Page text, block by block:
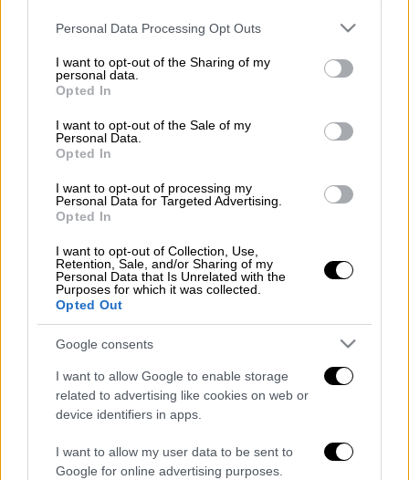
Please note that this website/app uses one or more Google
not limited to your visit or usage behaviour. You may click to
grant or deny consent to Google and its third-party tags to
use your data for below specified purposes in below Google
consent section.
Personal Data Processing Opt Outs
I want to opt-out of the Sharing of my
personal data.
Opted In
I want to opt-out of the Sale of my
Personal Data.
Opted In
I want to opt-out of processing my
Personal Data for Targeted Advertising.
Opted In
I want to opt-out of Collection, Use,
Retention, Sale, and/or Sharing of my
Personal Data that Is Unrelated with the
Purposes for which it was collected.
Opted Out
Google consents
I want to allow Google to enable storage
related to advertising like cookies on web or
device identifiers in apps.
I want to allow my user data to be sent to
Google for online advertising purposes.
«Κόκκινος συναγερμός» για
πυρκαγιές για τρίτη φορά φέτος:
Θυελλώδεις άνεμοι έως 9 μποφόρ σε
Αττική, Εύβοια και Κεντρικό Αιγαίο
Ευαγγελισμό, όπου είχε μεταφερθεί από το
Σισμανόγλειο Νοσοκομείο,λόγω
επιδείνωσης της κατάστασής της. Οι γιατροί
κατέβαλαν υπεράνθρωπες προσπάθειες,
αλλά δυστυχώς δεν κατάφεραν να την
κρατήσουν στη ζωή.
Τραγικές φιγούρες ημητέρα
που βρίσκονταν συνεχώς στο πλευρό